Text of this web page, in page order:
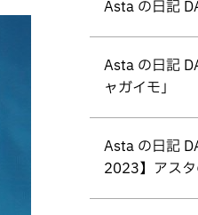
Asta の日記
Asta の日記
ャガイモ」
Asta の日記
2023】アスタ